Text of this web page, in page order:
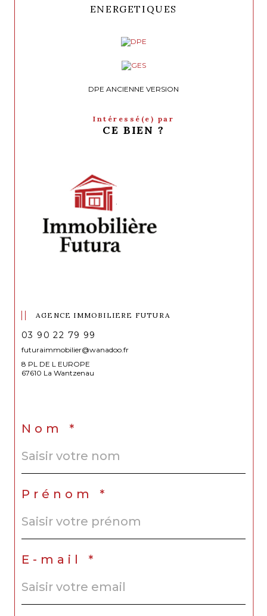
ENERGETIQUES
DPE ANCIENNE VERSION
Intéressé(e) par
CE BIEN ?
AGENCE IMMOBILIERE FUTURA
03 90 22 79 99
futuraimmobilier@wanadoo.fr
8 PL DE L EUROPE
67610 La Wantzenau
Nom *
Prénom *
E-mail *